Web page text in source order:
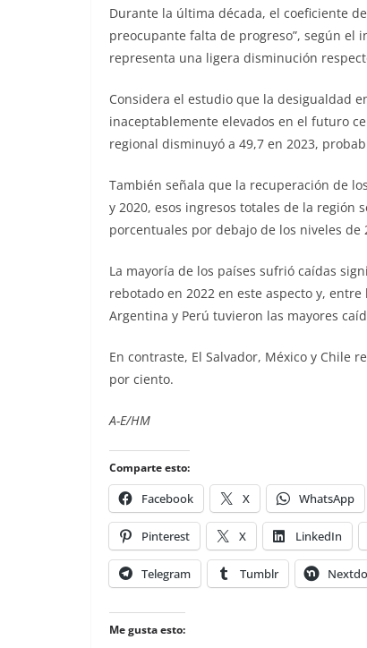
Durante la última década, el coeficiente
preocupante falta de progreso”, según el
representa una ligera disminución
Considera el estudio que la desigualdad
inaceptablemente elevados en el futuro
regional disminuyó a 49,7 en 2023,
También señala que la recuperación de
y 2020, esos ingresos totales de la región
porcentuales por debajo de los niveles de
La mayoría de los países sufrió caídas
rebotado en 2022 en este aspecto y,
Argentina y Perú tuvieron las mayores
En contraste, El Salvador, México y Chile
por ciento.
A-E/HM
Comparte esto:
Facebook X WhatsApp
Pinterest X LinkedIn
Telegram Tumblr
Me gusta esto: